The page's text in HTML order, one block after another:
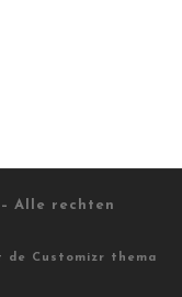
– Alle rechten
de Customizr thema